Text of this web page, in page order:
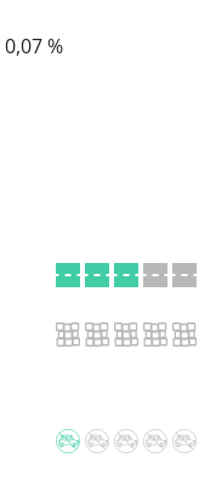
0,07 %